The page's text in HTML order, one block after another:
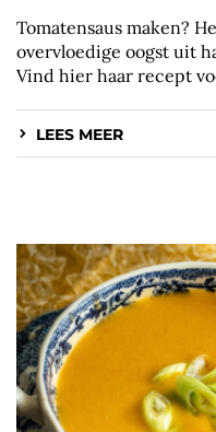
Tomatensaus maken?
overvloedige oogst uit
Vind hier haar recept
LEES MEER